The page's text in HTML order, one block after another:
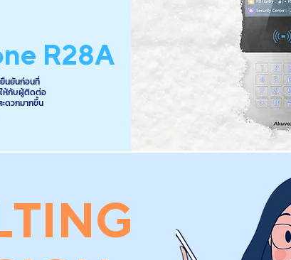
R28A
นยันก่อนที่
ให้กับผู้ติดต่อ
ดวกมากขึ้น